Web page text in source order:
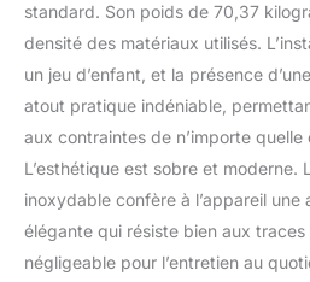
standard. Son poids de 70,37
densité des matériaux utilisés.
un jeu d’enfant, et la présence
atout pratique indéniable,
aux contraintes de n’importe
L’esthétique est sobre et moderne.
inoxydable confère à l’appareil une
élégante qui résiste bien aux
négligeable pour l’entretien au